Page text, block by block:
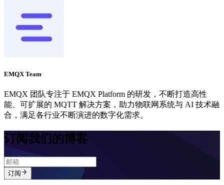
EMQX Team
EMQX 团队专注于 EMQX Platform 的研发，不断打造高性
能、可扩展的 MQTT 解决方案，助力物联网系统与 AI 技术融
合，满足各行业不断演进的数字化需求。
订阅我们的博客
订阅